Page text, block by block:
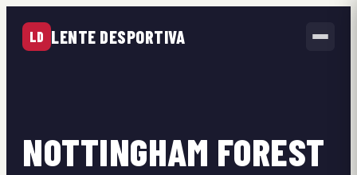
LD LENTE DESPORTIVA
NOTTINGHAM FOREST